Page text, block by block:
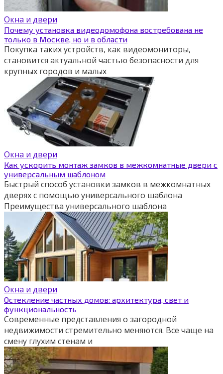
Окна и двери
Почему установка видеодомофона востребована не
только в Москве, но и в области
Покупка таких устройств, как видеомониторы,
становится актуальной частью безопасности для
крупных городов и малых
Окна и двери
Как ускорить монтаж замков в межкомнатные двери с
универсальным шаблоном
Быстрый способ установки замков в межкомнатных
дверях с помощью универсального шаблона
Преимущества универсального шаблона
Окна и двери
Остекление частных домов: архитектура, свет и
функциональность
Современные представления о загородной
недвижимости стремительно меняются. Все чаще на
смену глухим стенам и